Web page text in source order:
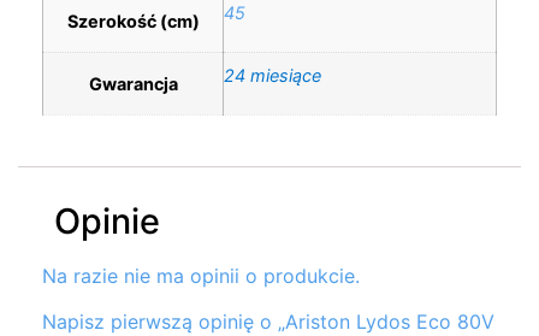
Szerokość (cm) 45
Gwarancja 24 miesiące
Opinie
Na razie nie ma opinii o produkcie.
Napisz pierwszą opinię o „Ariston Lydos Eco 80V